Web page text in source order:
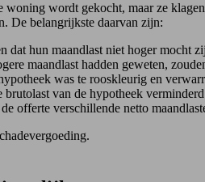
woning wordt gekocht, maar ze
De belangrijkste daarvan zijn:
dat hun maandlast niet hoger
maandlast hadden geweten,
was te rooskleurig en
van de hypotheek
offerte verschillende netto